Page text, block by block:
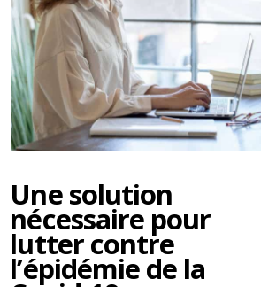
Une solution
nécessaire pour
lutter contre
l’épidémie de la